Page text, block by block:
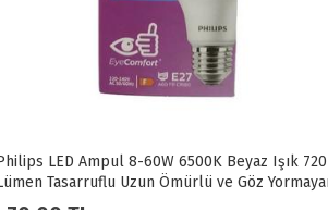
Beyaz Işık 720
ve Göz Yormayan
Ack 7 Watt E-
Led Ampul